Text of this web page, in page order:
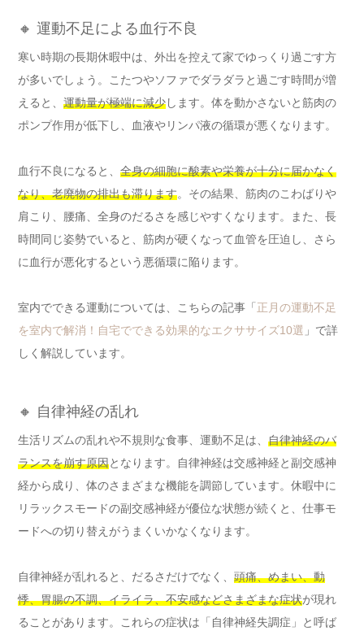
🔸 運動不足による血行不良
寒い時期の長期休暇中は、外出を控えて家でゆっくり過ごす方
が多いでしょう。こたつやソファでダラダラと過ごす時間が増
えると、 運動量が極端に減少します。体を動かさないと筋肉の
ポンプ作用が低下し、血液やリンパ液の循環が悪くなります。
血行不良になると、 全身の細胞に酸素や栄養が十分に届かなく
なり、老廃物の排出も滞ります。その結果、筋肉のこわばりや
肩こり、腰痛、全身のだるさを感じやすくなります。また、長
時間同じ姿勢でいると、筋肉が硬くなって血管を圧迫し、さら
に血行が悪化するという悪循環に陥ります。
室内でできる運動については、こちらの記事「 正月の運動不足
を室内で解消！自宅でできる効果的なエクササイズ10選 」で詳
しく解説しています。
🔸 自律神経の乱れ
生活リズムの乱れや不規則な食事、運動不足は、 自律神経のバ
ランスを崩す原因となります。自律神経は交感神経と副交感神
経から成り、体のさまざまな機能を調節しています。休暇中に
リラックスモードの副交感神経が優位な状態が続くと、仕事モ
ードへの切り替えがうまくいかなくなります。
自律神経が乱れると、だるさだけでなく、 頭痛、めまい、動
悸、胃腸の不調、イライラ、不安感などさまざまな症状が現れ
ることがあります。これらの症状は「自律神経失調症」と呼ば